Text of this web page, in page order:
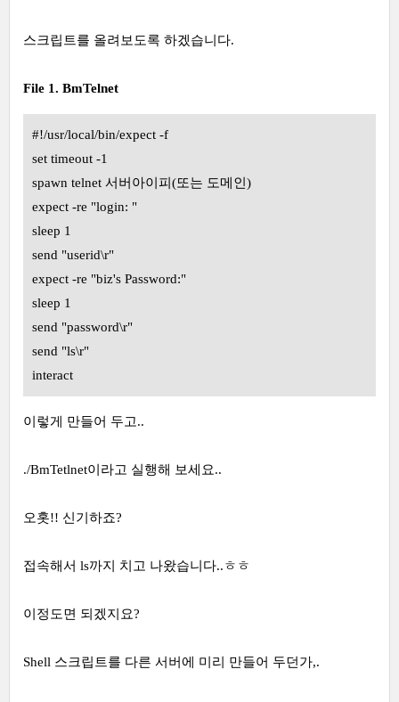
스크립트를 올려보도록 하겠습니다.
File 1. BmTelnet
#!/usr/local/bin/expect -f
set timeout -1
spawn telnet 서버아이피(또는 도메인)
expect -re "login: "
sleep 1
send "userid\r"
expect -re "biz's Password:"
sleep 1
send "password\r"
send "ls\r"
interact
이렇게 만들어 두고..
./BmTetlnet이라고 실행해 보세요..
오홋!! 신기하죠?
접속해서 ls까지 치고 나왔습니다..ㅎㅎ
이정도면 되겠지요?
Shell 스크립트를 다른 서버에 미리 만들어 두던가,.